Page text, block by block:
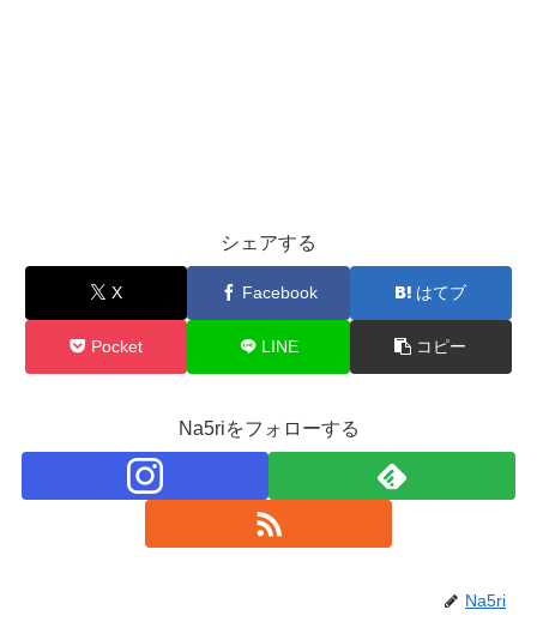
シェアする
X Facebook はてブ
Pocket LINE コピー
Na5riをフォローする
Na5ri